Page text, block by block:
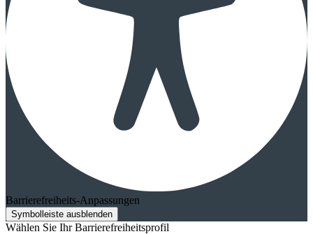
Barrierefreiheits-Anpassungen
Symbolleiste ausblenden
Wählen Sie Ihr Barrierefreiheitsprofil